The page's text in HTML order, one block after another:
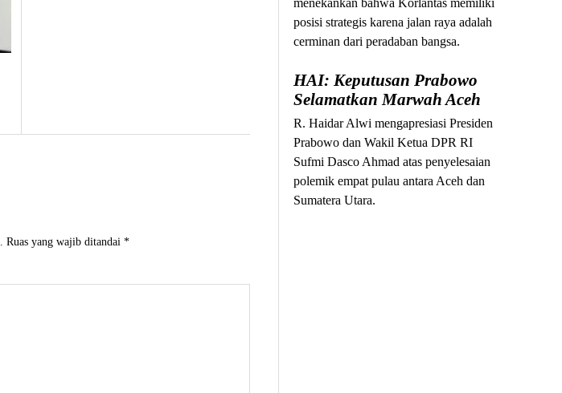
Ruas yang wajib ditandai *
menekankan bahwa Korlantas memiliki
posisi strategis karena jalan raya adalah
cerminan dari peradaban bangsa.
HAI: Keputusan Prabowo
Selamatkan Marwah Aceh
R. Haidar Alwi mengapresiasi Presiden
Prabowo dan Wakil Ketua DPR RI
Sufmi Dasco Ahmad atas penyelesaian
polemik empat pulau antara Aceh dan
Sumatera Utara.